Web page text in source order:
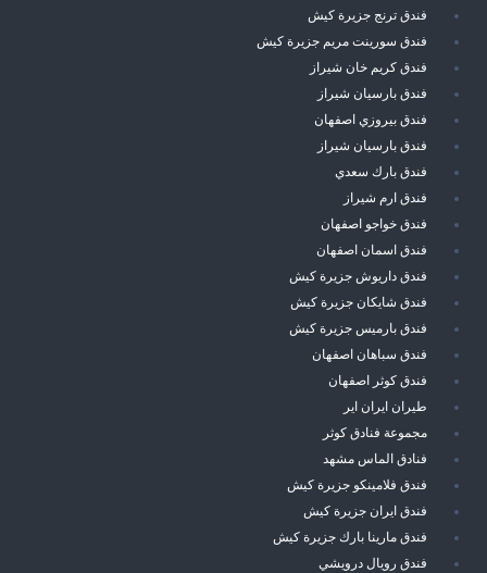
فندق ترنج جزيرة كيش
فندق سورينت مريم جزيرة كيش
فندق كريم خان شيراز
فندق بارسيان شيراز
فندق بيروزي اصفهان
فندق بارسيان شيراز
فندق بارك سعدي
فندق ارم شيراز
فندق خواجو اصفهان
فندق اسمان اصفهان
فندق داريوش جزيرة كيش
فندق شايكان جزيرة كيش
فندق بارميس جزيرة كيش
فندق سباهان اصفهان
فندق كوثر اصفهان
طيران ايران اير
مجموعة فنادق كوثر
فنادق الماس مشهد
فندق فلامينكو جزيرة كيش
فندق ايران جزيرة كيش
فندق مارينا بارك جزيرة كيش
فندق رويال درويشي